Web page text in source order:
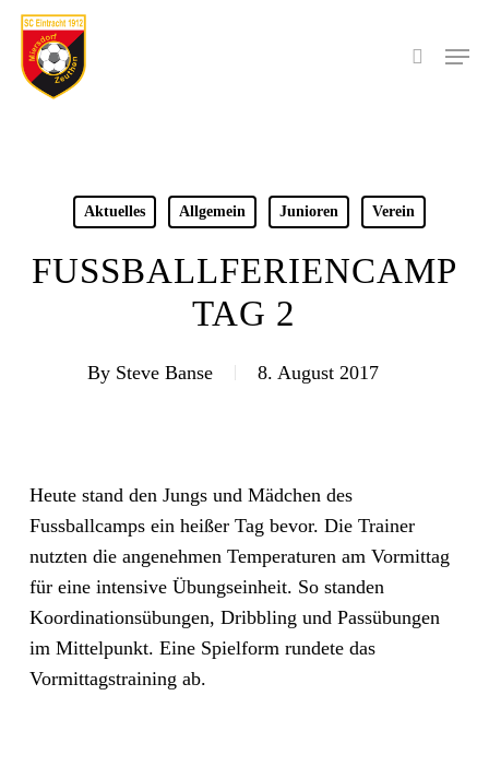
Skip
main
content
search
Menu
Aktuelles Allgemein Junioren Verein
FUSSBALLFERIENCAMP
TAG 2
By Steve Banse 8. August 2017
Heute stand den Jungs und Mädchen des
Fussballcamps ein heißer Tag bevor. Die Trainer
nutzten die angenehmen Temperaturen am Vormittag
für eine intensive Übungseinheit. So standen
Koordinationsübungen, Dribbling und Passübungen
im Mittelpunkt. Eine Spielform rundete das
Vormittagstraining ab.